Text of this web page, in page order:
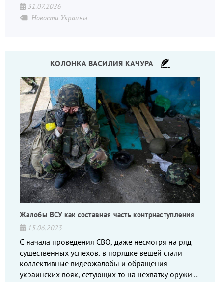
31.07.2026
Новости Украины
КОЛОНКА ВАСИЛИЯ КАЧУРА
Жалобы ВСУ как составная часть контрнаступления
15.06.2023
С начала проведения СВО, даже несмотря на ряд
существенных успехов, в порядке вещей стали
коллективные видеожалобы и обращения
украинских вояк, сетующих то на нехватку оружия,